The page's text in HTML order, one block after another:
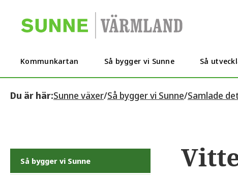
Kommunkartan Så bygger vi Sunne Så
Du är här:Sunne växer/Så bygger vi Sunne/Samlade
Så bygger vi Sunne